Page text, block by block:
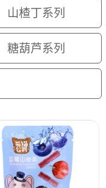
山楂丁系列
糖葫芦系列